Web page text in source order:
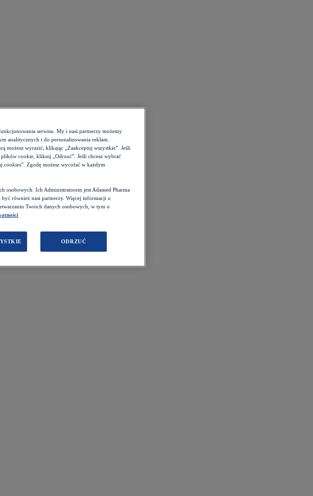
serwisu. My i nasi partnerzy możemy
analitycznych i do personalizowania reklam.
możesz wyrazić, klikając „Zaakceptuj wszystkie”. Jeśli
cookie, kliknij „Odrzuć”. Jeśli chcesz wybrać
Zgodę możesz wycofać w każdym
osobowych. Ich Administratorem jest Adamed Pharma
również nasi partnerzy. Więcej informacji o
Twoich danych osobowych, w tym o
ODRZUĆ